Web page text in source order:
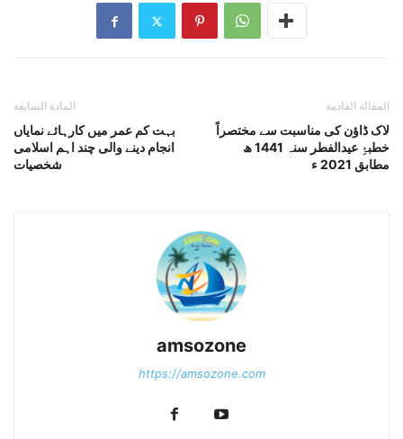
المادة السابقة
بہت کم عمر میں کارہائے نمایاں
انجام دینے والی چند اہم اسلامی
شخصیات
المقالة القادمة
لاک ڈاؤن کی مناسبت سے مختصراً
خطبۂِ عیدالفطر سنہ 1441 ھ
مطابق 2021 ء
amsozone
https://amsozone.com